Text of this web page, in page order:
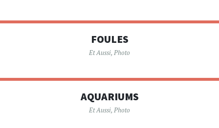
FOULES
Et Aussi, Photo
AQUARIUMS
Et Aussi, Photo